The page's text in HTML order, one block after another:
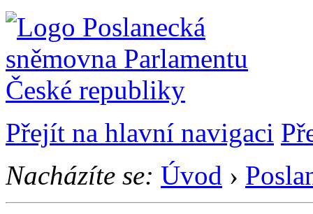
Přejít na hlavní navigaci
Nacházíte se: Úvod ›